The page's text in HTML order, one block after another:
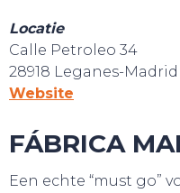
Locatie
Calle Petroleo 34
28918 Leganes-Madrid
Website
FÁBRICA
Een echte “must go”